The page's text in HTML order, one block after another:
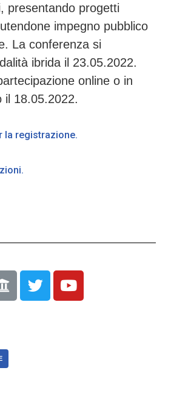
presentando progetti
impegno pubblico
La conferenza si
ibrida il 23.05.2022.
online o in
il 18.05.2022.
la registrazione.